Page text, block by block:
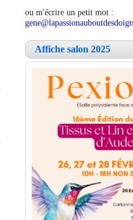
ou m'écrire un petit mot :
Affiche salon 2025